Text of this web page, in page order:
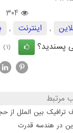
304
, اینترنت ,
پسندید؟
(1)
مرتبط
ترافیک بین الملل
در هندسه قدرت